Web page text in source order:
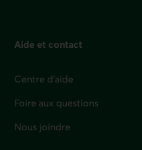
Aide et contact
Centre d'aide
Foire aux questions
Nous joindre